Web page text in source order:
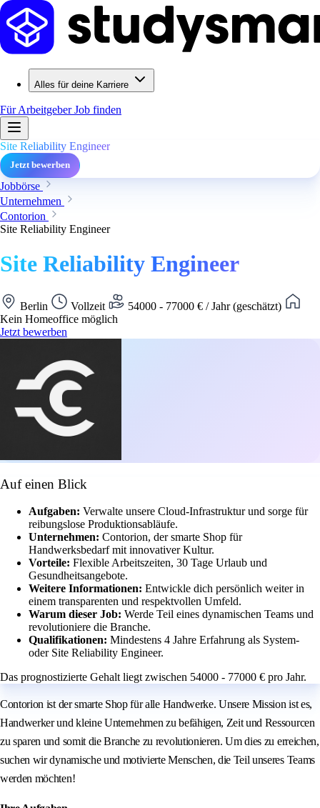
Alles für deine Karriere
Für ArbeitgeberJob finden
Site Reliability Engineer
Jetzt bewerben
Jobbörse
Unternehmen
Contorion
Site Reliability Engineer
Site Reliability Engineer
Berlin Vollzeit
54000 - 77000 € / Jahr (geschätzt)
Kein Homeoffice möglich
Jetzt bewerben
Auf einen Blick
Aufgaben: Verwalte unsere Cloud-Infrastruktur und sorge für
reibungslose Produktionsabläufe.
Unternehmen: Contorion, der smarte Shop für
Handwerksbedarf mit innovativer Kultur.
Vorteile: Flexible Arbeitszeiten, 30 Tage Urlaub und
Gesundheitsangebote.
Weitere Informationen: Entwickle dich persönlich weiter in
einem transparenten und respektvollen Umfeld.
Warum dieser Job: Werde Teil eines dynamischen Teams und
revolutioniere die Branche.
Qualifikationen: Mindestens 4 Jahre Erfahrung als System-
oder Site Reliability Engineer.
Das prognostizierte Gehalt liegt zwischen 54000 - 77000 € pro Jahr.
Contorion ist der smarte Shop für alle Handwerke. Unsere Mission ist es,
Handwerker und kleine Unternehmen zu befähigen, Zeit und Ressourcen
zu sparen und somit die Branche zu revolutionieren. Um dies zu erreichen,
suchen wir dynamische und motivierte Menschen, die Teil unseres Teams
werden möchten!